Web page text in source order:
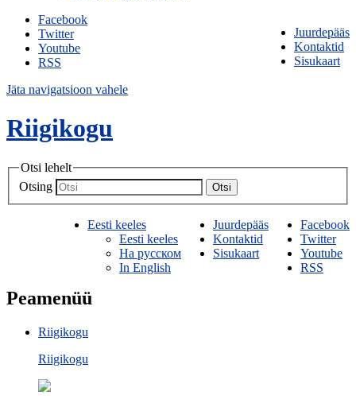
Juurdepääs
Kontaktid
Sisukaart
Facebook
Twitter
Youtube
RSS
Jäta navigatsioon vahele
Riigikogu
Otsi lehelt
Otsing
Otsi
Facebook
Twitter
Youtube
RSS
Juurdepääs
Kontaktid
Sisukaart
Eesti keeles
Eesti keeles
На русском
In English
Peamenüü
Riigikogu
Riigikogu